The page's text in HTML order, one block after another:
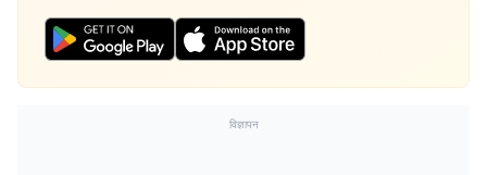
विज्ञापन